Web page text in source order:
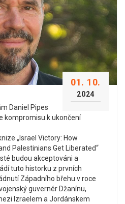
01. 10.
2024
Daniel Pipes
kompromisu k ukončení
„Israel Victory: How
Palestinians Get Liberated“
budou akceptováni a
tuto historku z prvních
Západního břehu v roce
guvernér Džanínu,
Izraelem a Jordánskem